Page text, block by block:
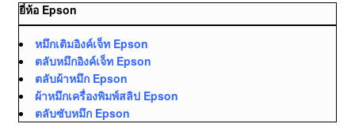
ยี่ห้อ Epson
หมึกเติมอิงค์เจ็ท Epson
ตลับหมึกอิงค์เจ็ท Epson
ตลับผ้าหมึก Epson
ผ้าหมึกเครื่องพิมพ์สลิป Epson
ตลับซับหมึก Epson